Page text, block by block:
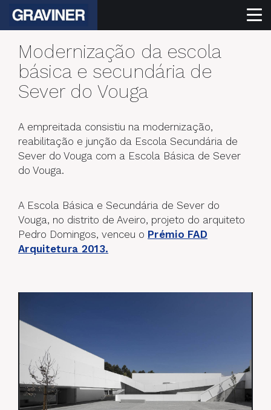
Modernização da escola
básica e secundária de
Sever do Vouga
A empreitada consistiu na modernização,
reabilitação e junção da Escola Secundária de
Sever do Vouga com a Escola Básica de Sever
do Vouga.
A Escola Básica e Secundária de Sever do
Vouga, no distrito de Aveiro, projeto do arquiteto
Pedro Domingos, venceu o Prémio FAD
Arquitetura 2013.